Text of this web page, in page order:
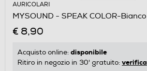
AURICOLARI
MYSOUND - SPEAK COLOR-Bianco
€ 8,90
Acquisto online: disponibile
Ritiro in negozio in 30' gratuito: verifica